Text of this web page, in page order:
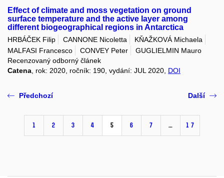
Effect of climate and moss vegetation on ground
surface temperature and the active layer among
different biogeographical regions in Antarctica
HRBÁČEK Filip CANNONE Nicoletta
KŇAŽKOVÁ Michaela
MALFASI Francesco
CONVEY Peter
GUGLIELMIN Mauro
Recenzovaný odborný článek
Catena , rok: 2020, ročník: 190, vydání: JUL 2020, DOI
Předchozí
1 2 3 4 5 6 7 … 17
Další